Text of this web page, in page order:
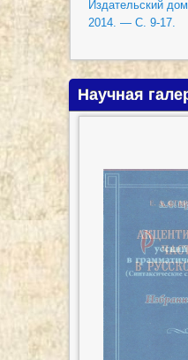
Издательский
2014. — С. 9-17.
Научная